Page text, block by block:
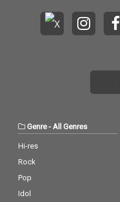
Genre- All Genres
Hi-res
Rock
Pop
Idol